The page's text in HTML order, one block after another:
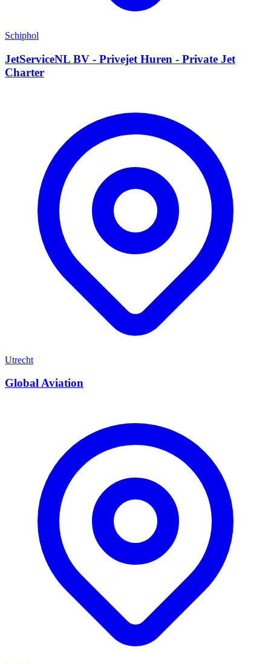
Schiphol
JetServiceNL BV - Privejet Huren - Private Jet
Charter
Utrecht
Global Aviation